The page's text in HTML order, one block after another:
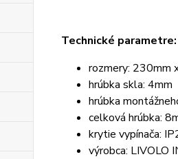
Technické parametre:
rozmery: 230mm
hrúbka skla: 4mm
hrúbka
celková hrúbka:
krytie vypínača:
výrobca: LIVOLO